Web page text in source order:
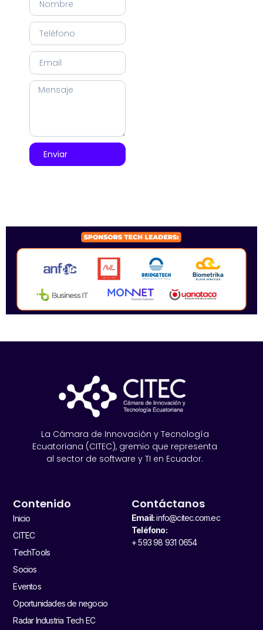
Enviar
La Cámara de Innovación y Tecnología
Ecuatoriana (CITEC), gremio que representa
al sector de software y TI en Ecuador.
Contenido
Inicio
CITEC
TechTools
Socios
Eventos
Oportunidades de negocio
Radar Industria Tech EC
Contáctanos
Email:info@citec.com.ec
Teléfono:
+ 593 98 931 0654